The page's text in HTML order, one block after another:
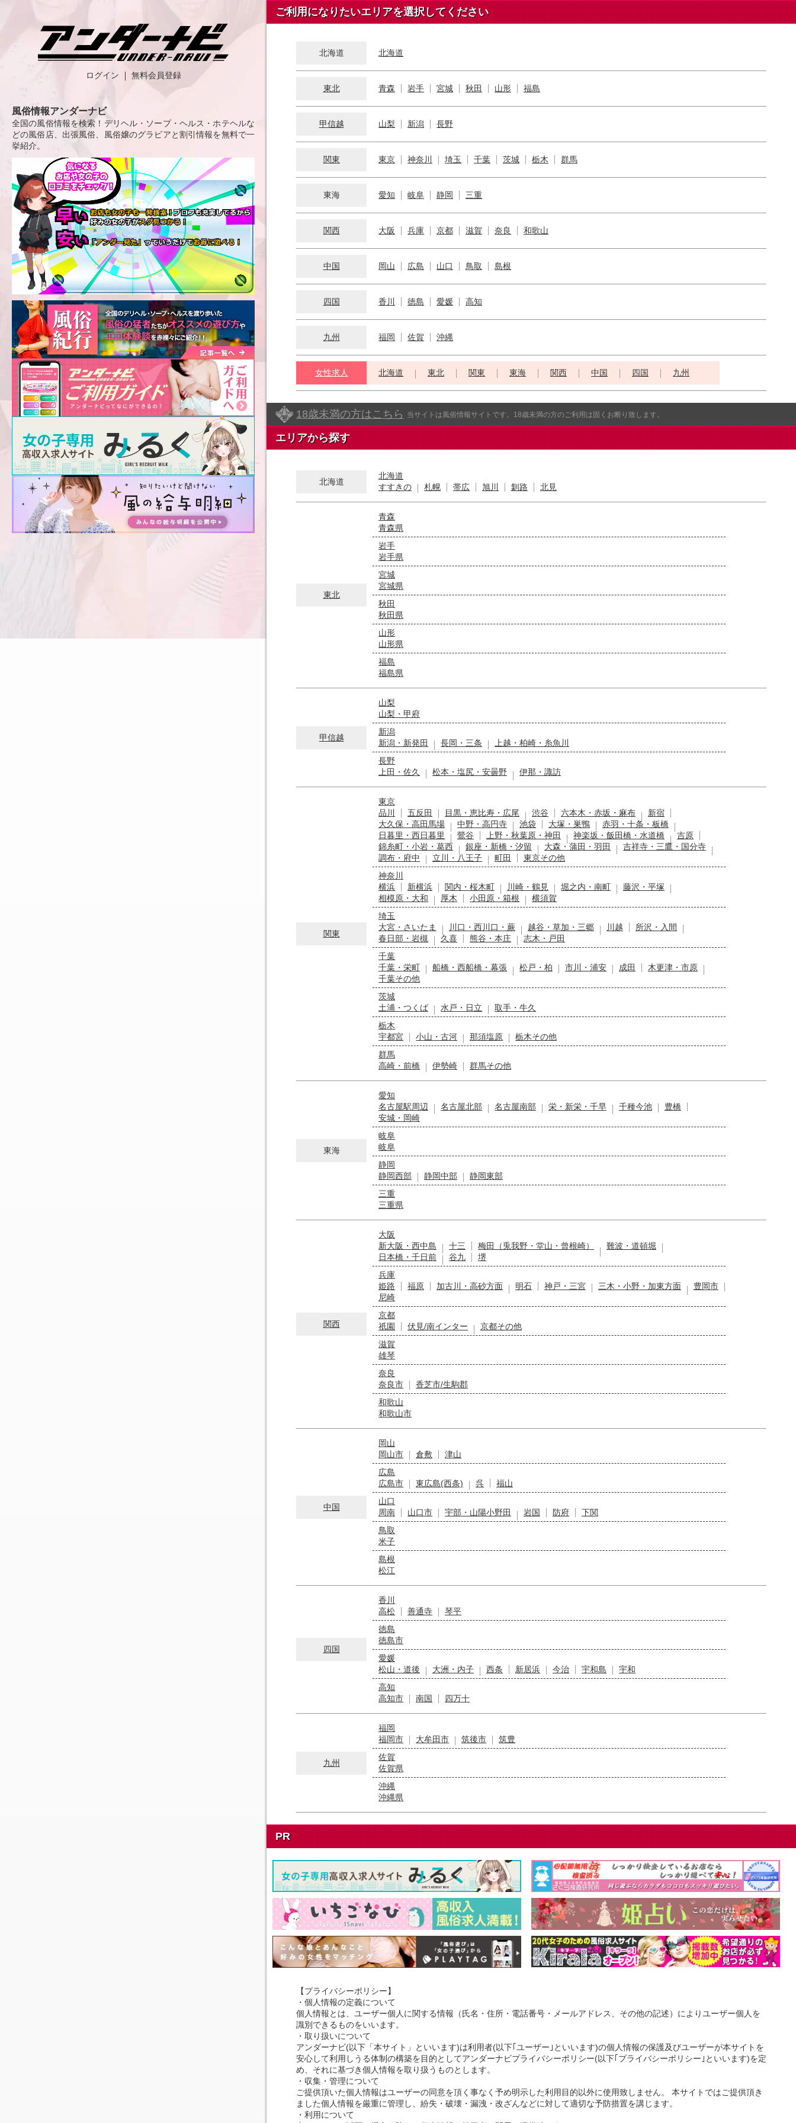
ログイン 無料会員登録
風俗情報アンダーナビ
全国の風俗情報を検索！デリヘル・ソープ・ヘルス・ホテヘルな
どの風俗店、出張風俗、風俗嬢のグラビアと割引情報を無料で一
挙紹介。
ご利用になりたいエリアを選択してください
北海道 北海道
東北 青森 岩手 宮城 秋田 山形 福島
甲信越 山梨 新潟 長野
関東 東京 神奈川 埼玉 千葉 茨城 栃木 群馬
東海 愛知 岐阜 静岡 三重
関西 大阪 兵庫 京都 滋賀 奈良 和歌山
中国 岡山 広島 山口 鳥取 島根
四国 香川 徳島 愛媛 高知
九州 福岡 佐賀 沖縄
女性求人 北海道 東北 関東 東海 関西 中国 四国 九州
18歳未満の方はこちら 当サイトは風俗情報サイトです。18歳未満の方のご利用は固くお断り致します。
エリアから探す
北海道
北海道
すすきの
札幌 帯広 旭川 釧路 北見
東北
青森
青森県
岩手
岩手県
宮城
宮城県
秋田
秋田県
山形
山形県
福島
福島県
甲信越
山梨
山梨・甲府
新潟
新潟・新発田
長岡・三条
上越・柏崎・糸魚川
長野
上田・佐久
松本・塩尻・安曇野 伊那・諏訪
関東
東京
品川
五反田 目黒・恵比寿・広尾 渋谷 六本木・赤坂・麻布
新宿
大久保・高田馬場
中野・高円寺 池袋 大塚・巣鴨
赤羽・十条・板橋
日暮里・西日暮里
鶯谷 上野・秋葉原・神田 神楽坂・飯田橋・水道橋
吉原
錦糸町・小岩・葛西
銀座・新橋・汐留 大森・蒲田・羽田
吉祥寺・三鷹・国分寺
調布・府中
立川・八王子 町田
東京その他
神奈川
横浜
新横浜 関内・桜木町 川崎・鶴見 堀之内・南町
藤沢・平塚
相模原・大和
厚木 小田原・箱根
横須賀
埼玉
大宮・さいたま
川口・西川口・蕨 越谷・草加・三郷 川越
所沢・入間
春日部・岩槻
久喜 熊谷・本庄
志木・戸田
千葉
千葉・栄町
船橋・西船橋・幕張 松戸・柏 市川・浦安 成田
木更津・市原
千葉その他
茨城
土浦・つくば
水戸・日立
取手・牛久
栃木
宇都宮
小山・古河 那須塩原
栃木その他
群馬
高崎・前橋
伊勢崎 群馬その他
東海
愛知
名古屋駅周辺
名古屋北部 名古屋南部 栄・新栄・千早 千種今池
豊橋
安城・岡崎
岐阜
岐阜
静岡
静岡西部
静岡中部
静岡東部
三重
三重県
関西
大阪
新大阪・西中島
十三 梅田（兎我野・堂山・曾根崎）
難波・道頓堀
日本橋・千日前
谷九
堺
兵庫
姫路
福原 加古川・高砂方面 明石 神戸・三宮 三木・小野・加東方面
豊岡市
尼崎
京都
祇園
伏見/南インター
京都その他
滋賀
雄琴
奈良
奈良市
香芝市/生駒郡
和歌山
和歌山市
中国
岡山
岡山市
倉敷
津山
広島
広島市
東広島(西条) 呉
福山
山口
周南
山口市 宇部・山陽小野田 岩国 防府
下関
鳥取
米子
島根
松江
四国
香川
高松
善通寺
琴平
徳島
徳島市
愛媛
松山・道後
大洲・内子 西条 新居浜 今治 宇和島
宇和
高知
高知市
南国 四万十
九州
福岡
福岡市
大牟田市 筑後市
筑豊
佐賀
佐賀県
沖縄
沖縄県
PR
【プライバシーポリシー】
・個人情報の定義について
個人情報とは、ユーザー個人に関する情報（氏名・住所・電話番号・メールアドレス、その他の記述）によりユーザー個人を
識別できるものをいいます。
・取り扱いについて
アンダーナビ(以下「本サイト」といいます)は利用者(以下｢ユーザー｣といいます)の個人情報の保護及びユーザーが本サイトを
安心して利用しうる体制の構築を目的としてアンダーナビプライバシーポリシー(以下｢プライバシーポリシー｣といいます)を定
め、それに基づき個人情報を取り扱うものとします。
・収集・管理について
ご提供頂いた個人情報はユーザーの同意を頂く事なく予め明示した利用目的以外に使用致しません。 本サイトではご提供頂き
ました個人情報を厳重に管理し、紛失・破壊・漏洩・改ざんなどに対して適切な予防措置を講じます。
・利用について